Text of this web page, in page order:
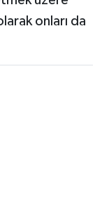
onları da